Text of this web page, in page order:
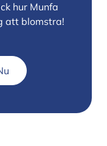
hur Munfa
att blomstra!